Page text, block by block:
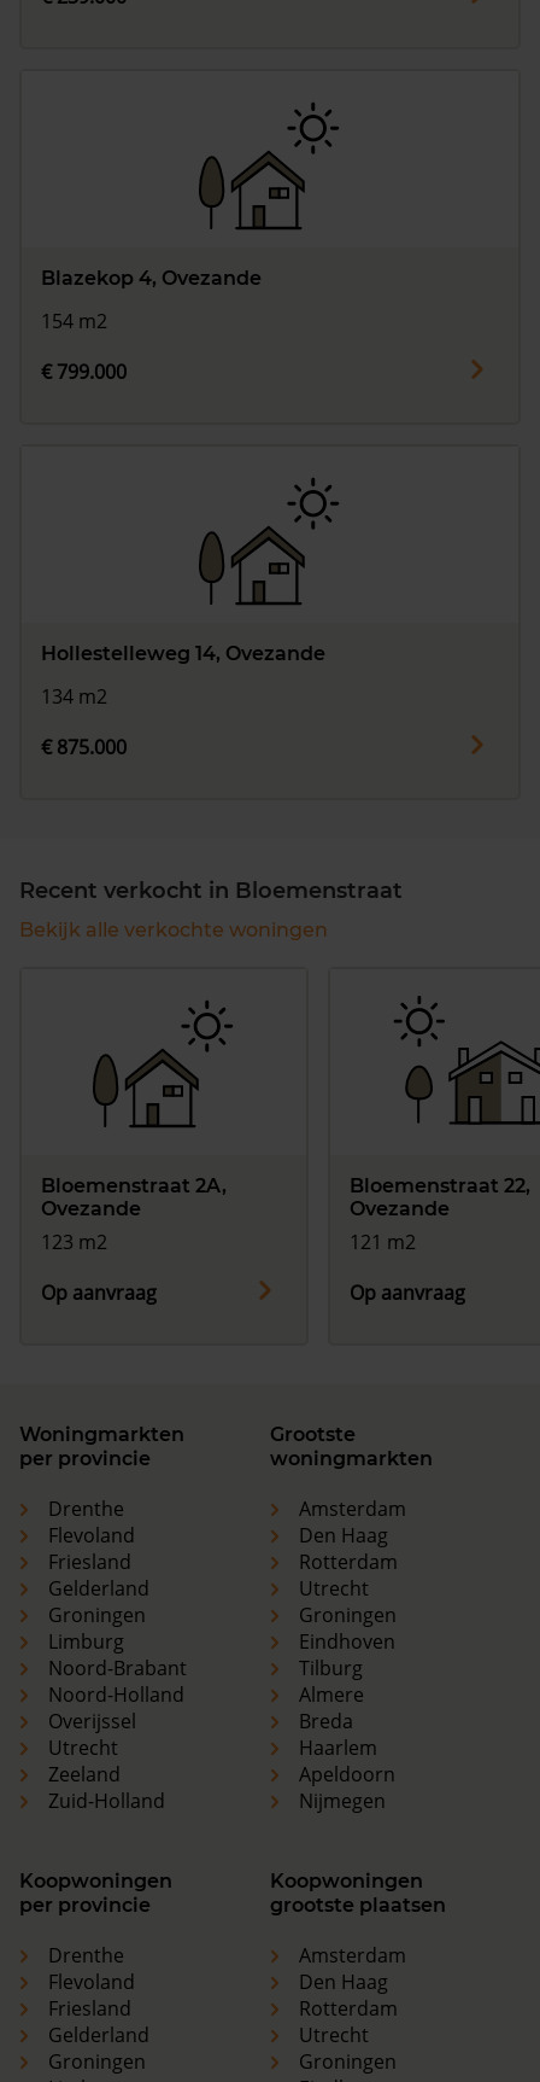
Blazekop 4, Ovezande
154 m2
€ 799.000
Hollestelleweg 14, Ovezande
134 m2
€ 875.000
Recent verkocht in Bloemenstraat
Bekijk alle verkochte woningen
Bloemenstraat 2A,
Ovezande
123 m2
Op aanvraag
Bloemenstraat 22,
Ovezande
121 m2
Op aanvraag
Woningmarkten
per provincie
Drenthe
Flevoland
Friesland
Gelderland
Groningen
Limburg
Noord-Brabant
Noord-Holland
Overijssel
Utrecht
Zeeland
Zuid-Holland
Grootste
woningmarkten
Amsterdam
Den Haag
Rotterdam
Utrecht
Groningen
Eindhoven
Tilburg
Almere
Breda
Haarlem
Apeldoorn
Nijmegen
Koopwoningen
per provincie
Drenthe
Flevoland
Friesland
Gelderland
Groningen
Koopwoningen
grootste plaatsen
Amsterdam
Den Haag
Rotterdam
Utrecht
Groningen